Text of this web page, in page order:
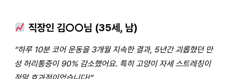
직장인 김○○님 (35세, 남)
“하루 10분 코어 운동을 3개월 지속한 결과, 5년간 괴롭혔던 만
성 허리통증이 90% 감소했어요. 특히 고양이 자세 스트레칭이